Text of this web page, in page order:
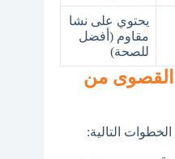
يحتوي على نشا
مقاوم (أفضل
للصحة)
القصوى من
التالية: